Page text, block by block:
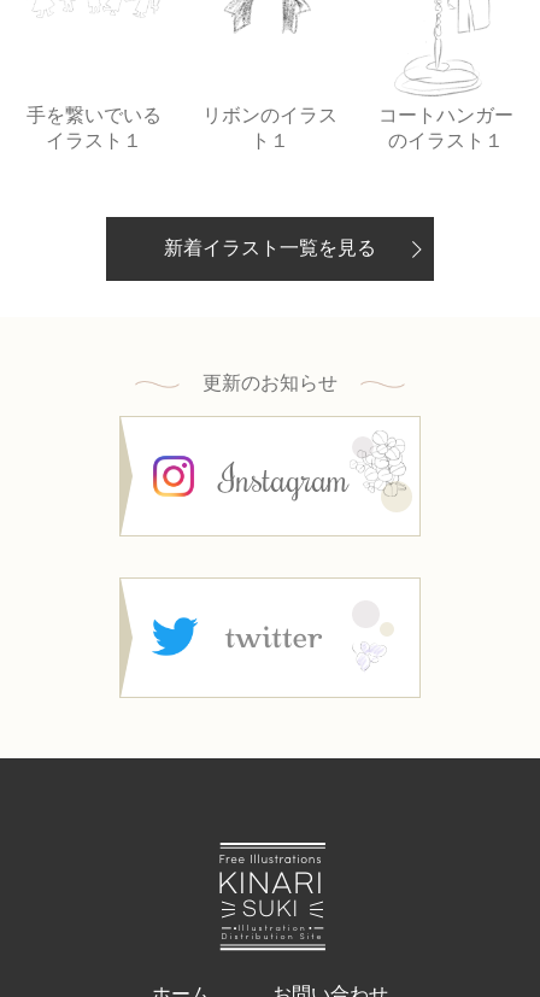
手を繋いでいる
イラスト１
リボンのイラス
ト１
コートハンガー
のイラスト１
新着イラスト一覧を見る
更新のお知らせ